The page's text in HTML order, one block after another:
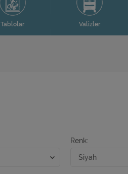
Tablolar Valizler
Renk